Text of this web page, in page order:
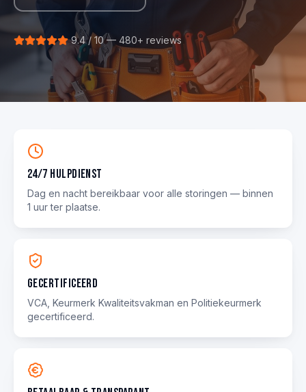
9.4 / 10 — 480+ reviews
24/7 hulpdienst
Dag en nacht bereikbaar voor alle storingen — binnen
1 uur ter plaatse.
Gecertificeerd
VCA, Keurmerk Kwaliteitsvakman en Politie­keurmerk
gecertificeerd.